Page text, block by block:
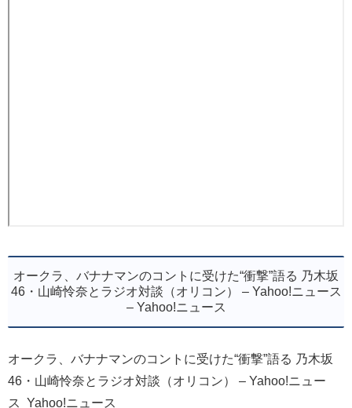
オークラ、バナナマンのコントに受けた“衝撃”語る 乃木坂
46・山崎怜奈とラジオ対談（オリコン） – Yahoo!ニュース
– Yahoo!ニュース
オークラ、バナナマンのコントに受けた“衝撃”語る 乃木坂
46・山崎怜奈とラジオ対談（オリコン） – Yahoo!ニュー
ス Yahoo!ニュース